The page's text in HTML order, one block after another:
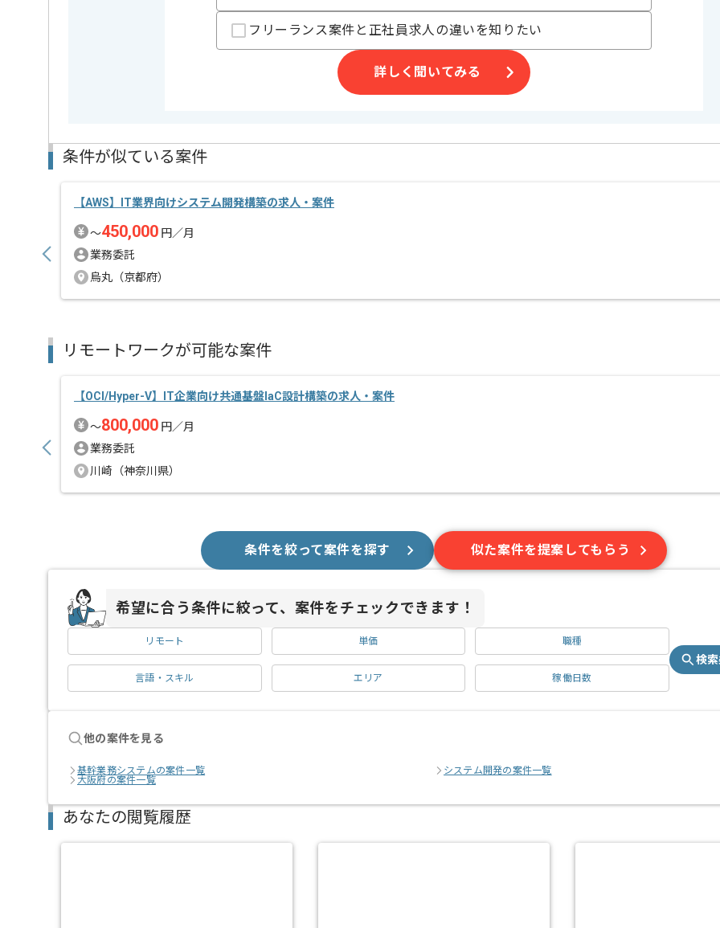
リモートワーク：立ち上がり1~2ヶ月ほどは週5常駐いただき、その後週2日程がリモートでの作業を想定しております。
※立ち上がり期間やリモート頻度は習熟度や状況に応じて変動いたします。
経験豊富なエンジニアと成長が出来る環境でございます。
スキルアップされたい方、長期的に参画されたい方にオススメの案件です。
フリーランス案件と正社員求人の違いを知りたい
詳しく聞いてみる
条件が似ている案件
【AWS】IT業界向けシステム開発構築の求人・案件
〜450,000 円／月
業務委託
烏丸（京都府）
リモートワークが可能な案件
【OCI/Hyper-V】IT企業向け共通基盤IaC設計構築の求人・案件
〜800,000 円／月
業務委託
川崎（神奈川県）
条件を絞って案件を探す 似た案件を提案してもらう
希望に合う条件に絞って、案件をチェックできます！
リモート 単価 職種
言語・スキル エリア 稼働日数
検
他の案件を見る
基幹業務システムの案件一覧
システム開発の案件一覧
大阪府の案件一覧
あなたの閲覧履歴